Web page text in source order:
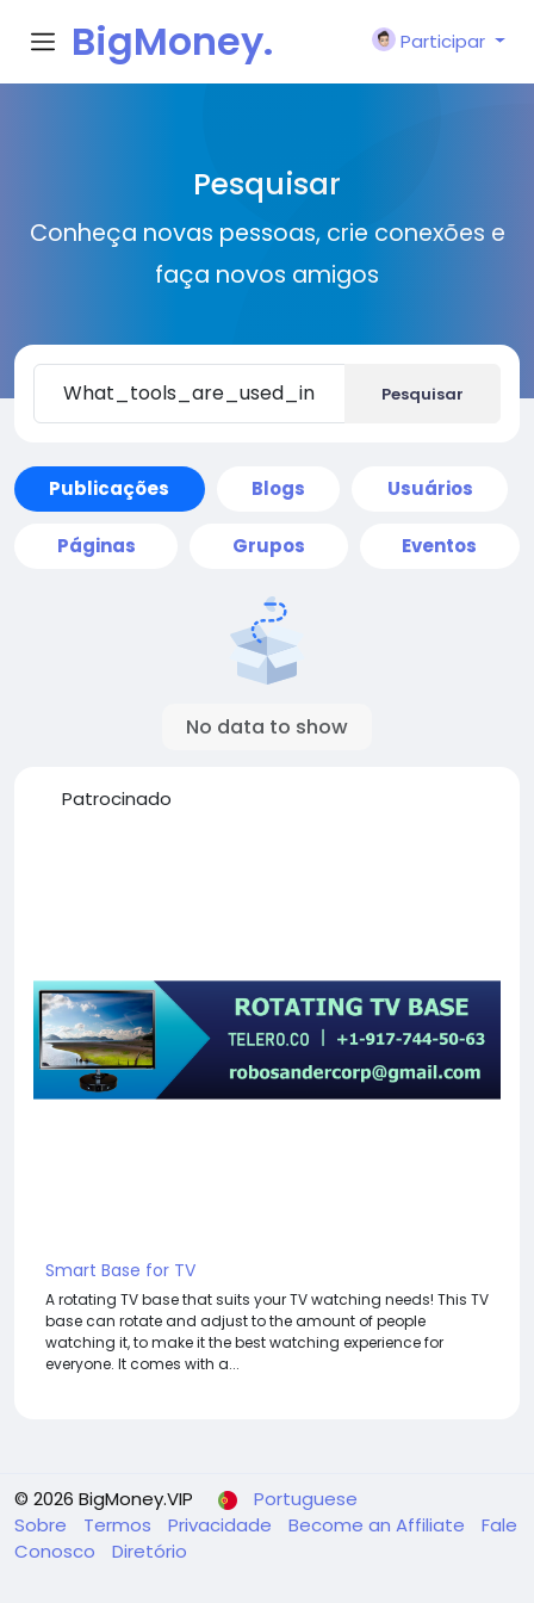
BigMoney.
Participar
Pesquisar
Conheça novas pessoas, crie conexões e
faça novos amigos
Pesquisar
Publicações Blogs Usuários
Páginas Grupos Eventos
No data to show
Patrocinado
Smart Base for TV
A rotating TV base that suits your TV watching needs! This TV
base can rotate and adjust to the amount of people
watching it, to make it the best watching experience for
everyone. It comes with a...
© 2026 BigMoney.VIP
Portuguese
Sobre
Termos Privacidade Become an Affiliate
Fale
Conosco
Diretório